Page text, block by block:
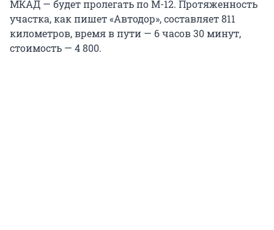
МКАД — будет пролегать по М-12. Протяженность
участка, как пишет «Автодор», составляет 811
километров, время в пути — 6 часов 30 минут,
стоимость — 4 800.